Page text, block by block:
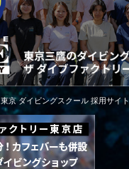
東京 ダイビングスクール 採用サイト